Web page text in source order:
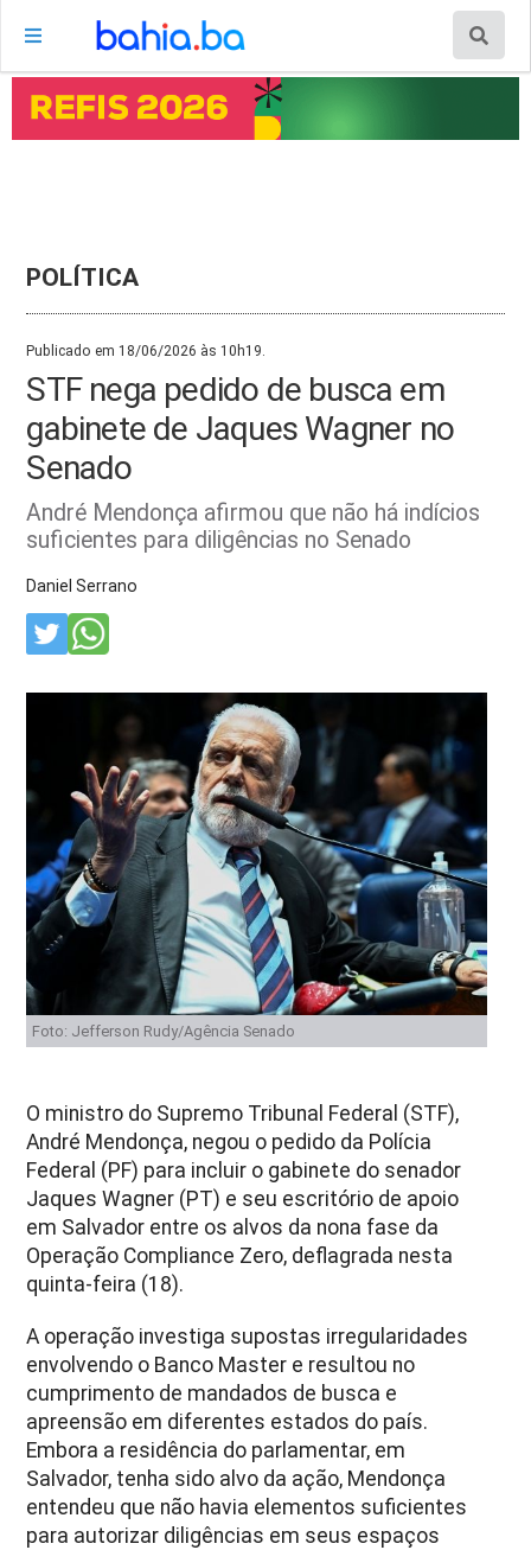
POLÍTICA
Publicado em 18/06/2026 às 10h19.
STF nega pedido de busca em
gabinete de Jaques Wagner no
Senado
André Mendonça afirmou que não há indícios
suficientes para diligências no Senado
Daniel Serrano
Foto: Jefferson Rudy/Agência Senado
O ministro do Supremo Tribunal Federal (STF),
André Mendonça, negou o pedido da Polícia
Federal (PF) para incluir o gabinete do senador
Jaques Wagner (PT) e seu escritório de apoio
em Salvador entre os alvos da nona fase da
Operação Compliance Zero, deflagrada nesta
quinta-feira (18).
A operação investiga supostas irregularidades
envolvendo o Banco Master e resultou no
cumprimento de mandados de busca e
apreensão em diferentes estados do país.
Embora a residência do parlamentar, em
Salvador, tenha sido alvo da ação, Mendonça
entendeu que não havia elementos suficientes
para autorizar diligências em seus espaços